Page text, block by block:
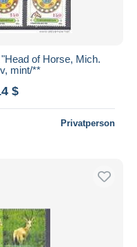
of Horse, Mich.
mint/**
$
Privatperson